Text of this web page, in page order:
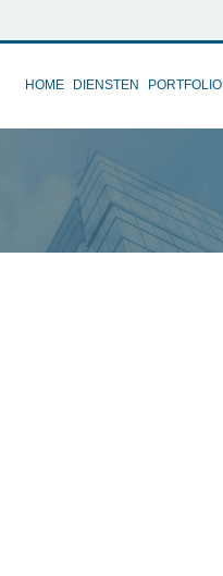
HOME DIENSTEN PORTFOLIO